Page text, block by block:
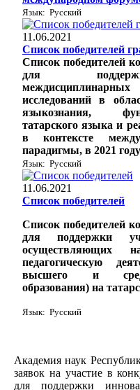
Язык: Русский
11.06.2021
Список победителей
Список победителей
для
исследований в
языкознания,
татарского языка и
в контексте
парадигмы, в 2021
Язык: Русский
11.06.2021
Список победителей
Список победителей
для поддержки
осуществляющих
педагогическую
высшего и
образования) на
Язык: Русский
Академия наук
заявок на участие в
для поддержки